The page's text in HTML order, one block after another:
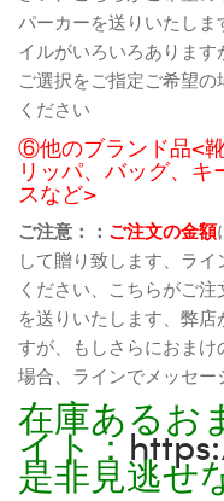
パーカーを送りいたし
イルがいろいろありま
ご選択をご指定ご希望
ください
⑥他のブランド品<
リッパ、バッグ、
スなど>
ご注意：： ご注文の金額
して贈り致します、ラ
ください、こちらがご
を送りいたします、弊
すが、もしさらにおま
場合、ラインでメッセ
在庫あるお
イト：
是非見逃せ